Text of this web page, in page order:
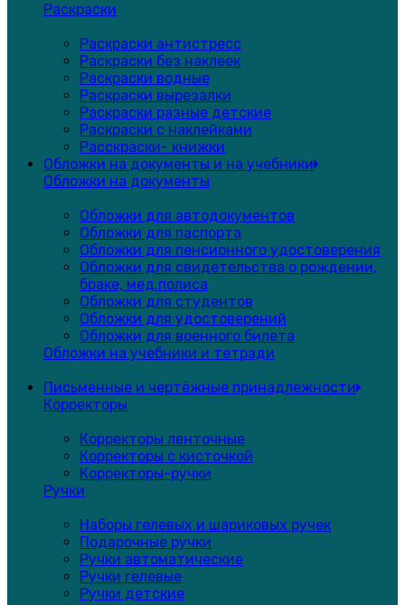
Раскраски
Раскраски антистресс
Раскраски без наклеек
Раскраски водные
Раскраски вырезалки
Раскраски разные детские
Раскраски с наклейками
Расскраски- книжки
Обложки на документы и на учебники
Обложки на документы
Обложки для автодокументов
Обложки для паспорта
Обложки для пенсионного удостоверения
Обложки для свидетельства о рождении,
браке, мед.полиса
Обложки для студентов
Обложки для удостоверений
Обложки для военного билета
Обложки на учебники и тетради
Письменные и чертёжные принадлежности
Корректоры
Корректоры ленточные
Корректоры с кисточкой
Корректоры-ручки
Ручки
Наборы гелевых и шариковых ручек
Подарочные ручки
Ручки автоматические
Ручки гелевые
Ручки детские